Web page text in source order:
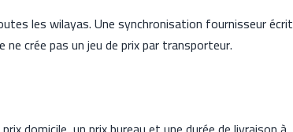
les wilayas. Une synchronisation fournisseur écrit
crée pas un jeu de prix par transporteur.